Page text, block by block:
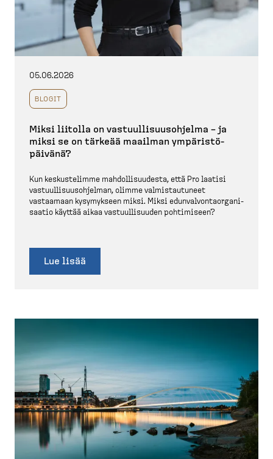
05.06.2026
BLOGIT
Miksi liitolla on vastuul­li­suus­ohjelma – ja
miksi se on tärkeää maailman ympäris­tö­
päivänä?
Kun keskus­telimme mahdol­li­suudesta, että Pro laatisi
vastuul­li­suus­oh­jelman, olimme valmis­tau­tuneet
vastaamaan kysymykseen miksi. Miksi edunval­von­taor­ga­ni­
saatio käyttää aikaa vastuul­li­suuden pohtimiseen?
Lue lisää